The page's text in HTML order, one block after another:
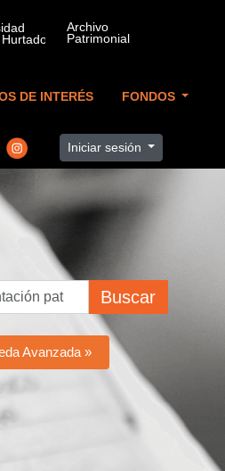
DE INTERÉS FONDOS
Iniciar sesión
Buscar
Avanzada »